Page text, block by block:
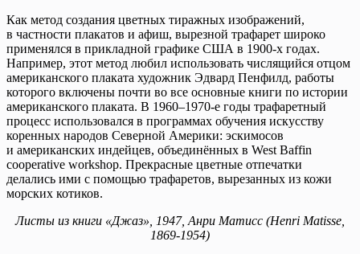
Как метод создания цветных тиражных изображений,
в частности плакатов и афиш, вырезной трафарет широко
применялся в прикладной графике США в 1900-х годах.
Например, этот метод любил использовать числящийся отцом
американского плаката художник Эдвард Пенфилд, работы
которого включены почти во все основные книги по истории
американского плаката. В 1960–1970-е годы трафаретный
процесс использовался в программах обучения искусству
коренных народов Северной Америки: эскимосов
и американских индейцев, объединённых в West Baffin
cooperative workshop. Прекрасные цветные отпечатки
делались ими с помощью трафаретов, вырезанных из кожи
морских котиков.
Листы из книги «Джаз», 1947, Анри Матисс (Henri Matisse,
1869-1954)